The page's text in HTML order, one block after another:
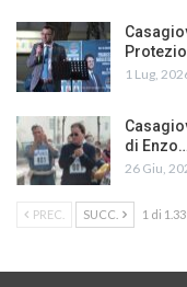
1 Lug,
di Enzo…
26 Giu,
PREC. SUCC. 1 di